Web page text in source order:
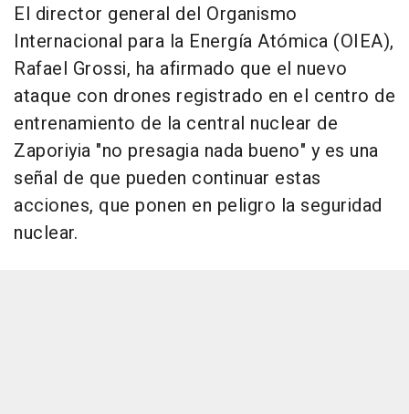
El director general del Organismo
Internacional para la Energía Atómica (OIEA),
Rafael Grossi, ha afirmado que el nuevo
ataque con drones registrado en el centro de
entrenamiento de la central nuclear de
Zaporiyia "no presagia nada bueno" y es una
señal de que pueden continuar estas
acciones, que ponen en peligro la seguridad
nuclear.